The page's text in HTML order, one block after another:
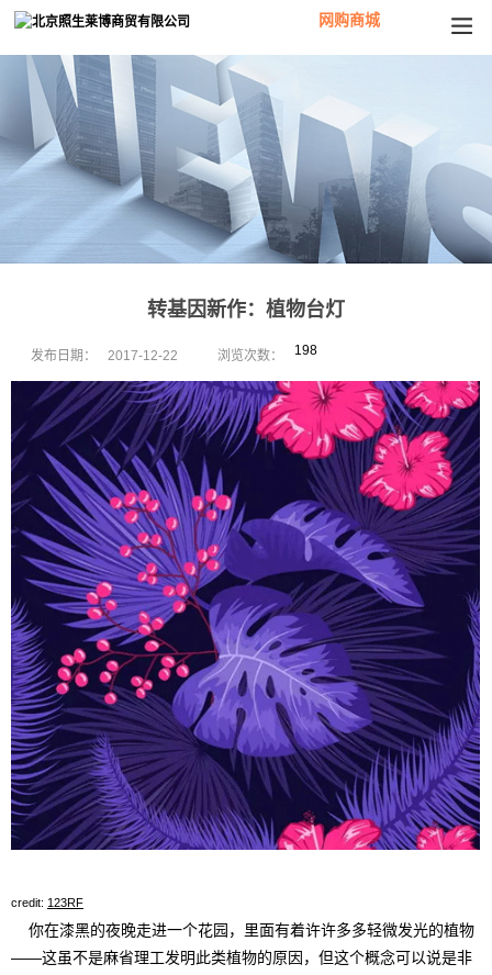
网购商城
转基因新作：植物台灯
发布日期： 2017-12-22 浏览次数： 198
credit: 123RF
你在漆黑的夜晚走进一个花园，里面有着许许多多轻微发光的植物
——这虽不是麻省理工发明此类植物的原因，但这个概念可以说是非